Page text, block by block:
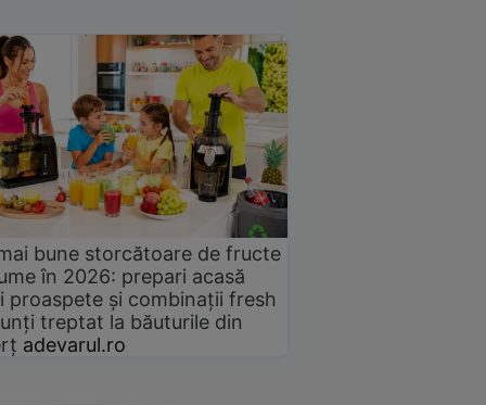
bune storcătoare de fructe
în 2026: prepari acasă
proaspete și combinații fresh
treptat la băuturile din
adevarul.ro